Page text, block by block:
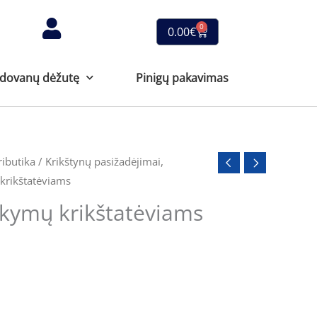
0.00€ 0
Cart
dėžutę Pinigų pakavimas
/ Krikštynų pasižadėjimai,
krikštatėviams